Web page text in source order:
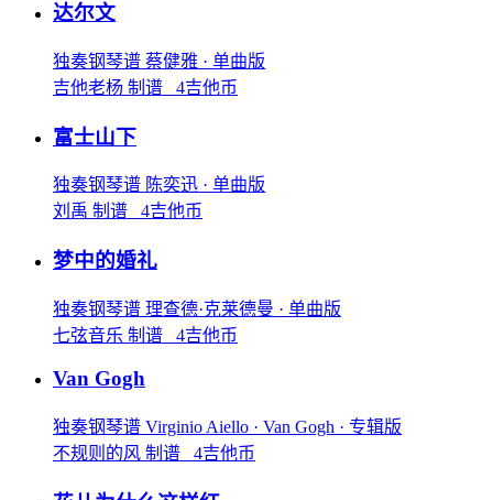
达尔文
独奏钢琴谱 蔡健雅 · 单曲版
吉他老杨 制谱 4吉他币
富士山下
独奏钢琴谱 陈奕迅 · 单曲版
刘禹 制谱 4吉他币
梦中的婚礼
独奏钢琴谱 理查德·克莱德曼 · 单曲版
七弦音乐 制谱 4吉他币
Van Gogh
独奏钢琴谱 Virginio Aiello · Van Gogh · 专辑版
不规则的风 制谱 4吉他币